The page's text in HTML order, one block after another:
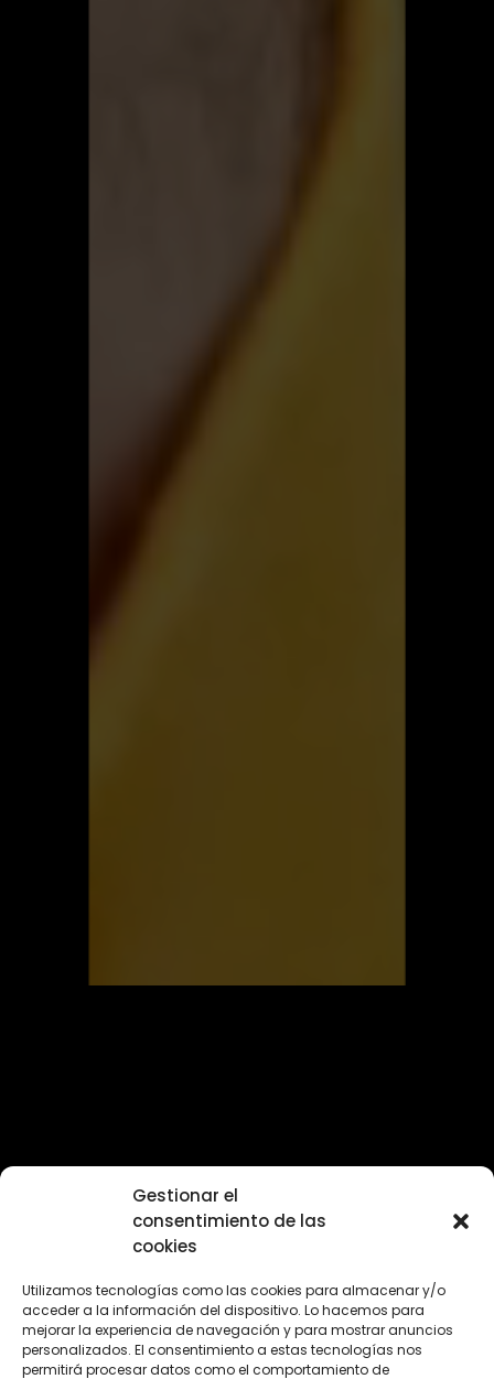
Gestionar el
consentimiento de las
cookies
Utilizamos tecnologías como las cookies para almacenar y/o
acceder a la información del dispositivo. Lo hacemos para
mejorar la experiencia de navegación y para mostrar anuncios
personalizados. El consentimiento a estas tecnologías nos
permitirá procesar datos como el comportamiento de